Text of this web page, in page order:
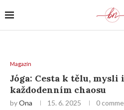
Magazín
Jóga: Cesta k tělu, mysli
každodenním chaosu
byOna 15. 6. 2025 0